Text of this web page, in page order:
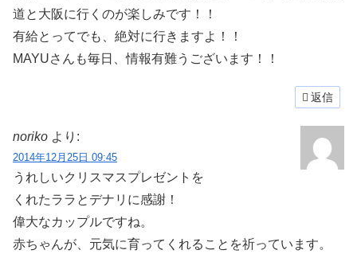
道と大阪に行くのが楽しみです！！
有給とってでも、絶対に行きますよ！！
MAYUさんも毎日、情報有難うございます！！
返信
noriko より:
2014年12月25日 09:45
うれしいクリスマスプレゼントを
くれたララとデナリに感謝！
偉大なカップルですね。
赤ちゃんが、元気に育ってくれることを祈っています。